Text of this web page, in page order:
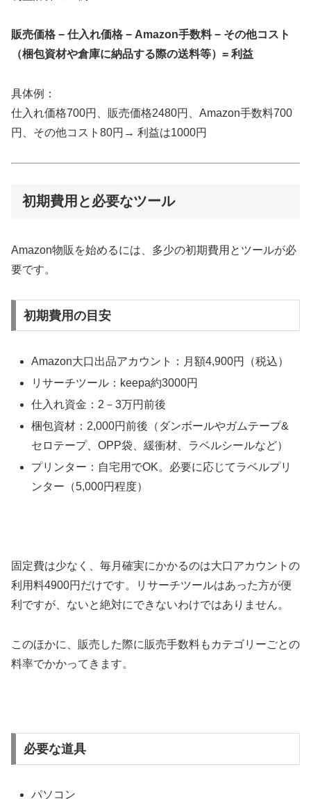
販売価格 − 仕入れ価格 − Amazon手数料 − その他コスト
（梱包資材や倉庫に納品する際の送料等）= 利益
具体例：
仕入れ価格700円、販売価格2480円、Amazon手数料700
円、その他コスト80円→ 利益は1000円
初期費用と必要なツール
Amazon物販を始めるには、多少の初期費用とツールが必
要です。
初期費用の目安
Amazon大口出品アカウント：月額4,900円（税込）
リサーチツール：keepa約3000円
仕入れ資金：2－3万円前後
梱包資材：2,000円前後（ダンボールやガムテープ&
セロテープ、OPP袋、緩衝材、ラベルシールなど）
プリンター：自宅用でOK。必要に応じてラベルプリ
ンター（5,000円程度）
固定費は少なく、毎月確実にかかるのは大口アカウントの
利用料4900円だけです。リサーチツールはあった方が便
利ですが、ないと絶対にできないわけではありません。
このほかに、販売した際に販売手数料もカテゴリーごとの
料率でかかってきます。
必要な道具
パソコン